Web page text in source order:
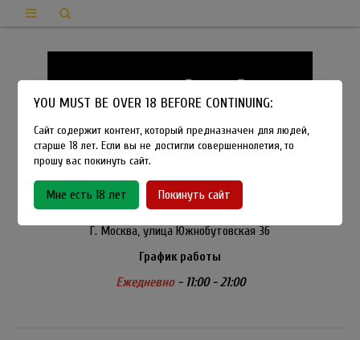
8-915-450-21-92
Розничный магазин Method Vapeshop
Г. Москва, улица Южнобутовская 36
График работы
Ежедневно- 11:00 - 21:00
YOU MUST BE OVER 18 BEFORE CONTINUING:
Сайт содержит контент, который предназначен для людей,
старше 18 лет. Если вы не достигли совершеннолетия, то
прошу вас покинуть сайт.
Мне есть 18 лет Покинуть сайт